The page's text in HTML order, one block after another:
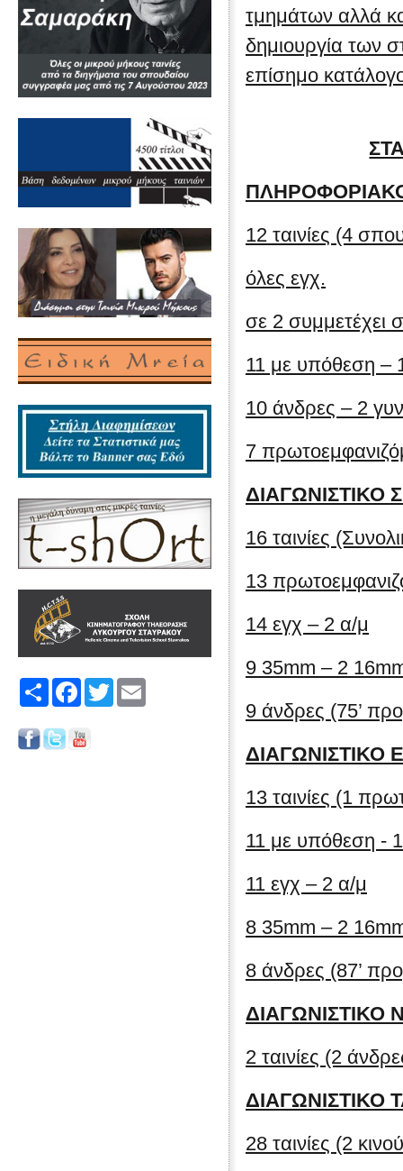
Share FacebookTwitter
τμημάτων αλλά
δημιουργία των
επίσημο
12 ταινίες (4
όλες εγχ.
σε 2
11 με υπόθεση –
10 άνδρες – 2
7
ΔΙΑΓΩΝΙΣΤΙΚΟ
16 ταινίες
13
14 εγχ – 2 α/μ
9 35mm – 2
9 άνδρες (75’
13 ταινίες (1
11 με υπόθεση - 1
11 εγχ – 2 α/μ
8 35mm – 2
8 άνδρες (87’
ΔΙΑΓΩΝΙΣΤΙΚΟ
2 ταινίες (2
ΔΙΑΓΩΝΙΣΤΙΚΟ
28 ταινίες (2